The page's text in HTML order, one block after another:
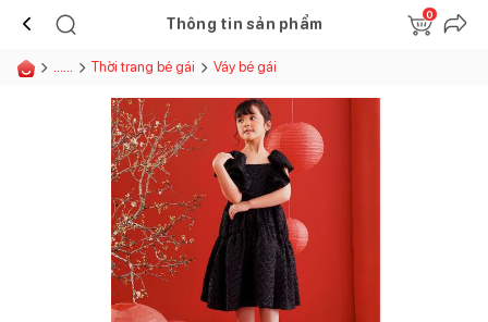
Thông tin sản phẩm
0
...... Thời trang bé gái Váy bé gái